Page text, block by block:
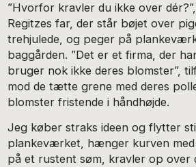
”Hvorfor kravler du ikke over
Regitzes far, der står bøjet over
trehjulede, og peger på
baggården. ”Det er et firma, der
bruger nok ikke deres blomster”,
mod de tætte grene med deres
blomster fristende i håndhøjde.
Jeg køber straks ideen og flytter
plankeværket, hænger kurven
på et rustent søm, kravler op over